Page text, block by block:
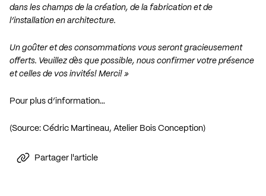
dans les champs de la création, de la fabrication et de
l’installation en architecture.
Un goûter et des consommations vous seront gracieusement
offerts. Veuillez dès que possible, nous confirmer votre présence
et celles de vos invités! Merci! »
Pour plus d’information…
(Source: Cédric Martineau, Atelier Bois Conception)
Partager l'article